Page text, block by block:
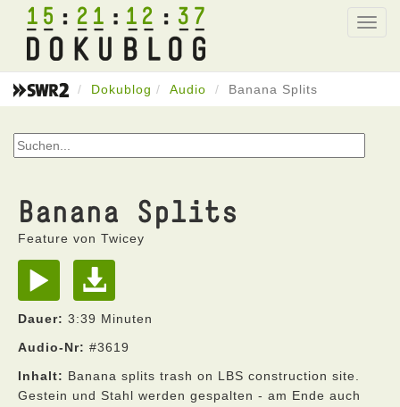
15 21 12 37
Dokublog Audio Banana Splits
Banana Splits
Feature von Twicey
Dauer: 3:39 Minuten
Audio-Nr: #3619
Inhalt: Banana splits trash on LBS construction site.
Gestein und Stahl werden gespalten - am Ende auch